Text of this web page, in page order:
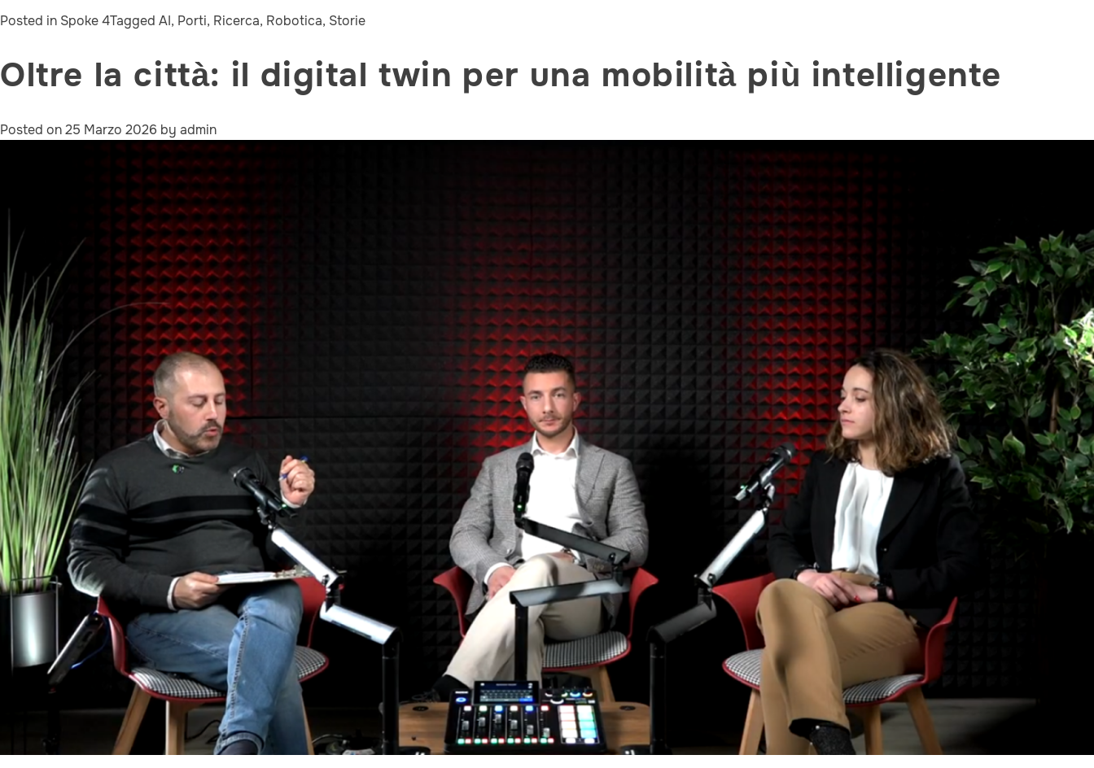
Posted in Spoke 4Tagged AI, Porti, Ricerca, Robotica, Storie
Oltre la città: il digital twin per una mobilità più intelligente
Posted on25 Marzo 2026 by admin